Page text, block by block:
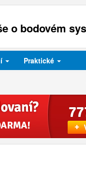
o bodovém
Praktické